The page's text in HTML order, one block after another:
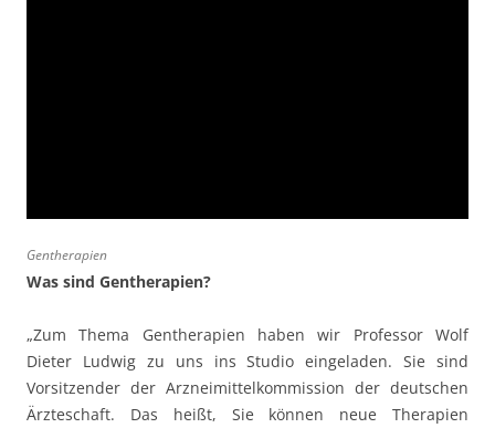
Gentherapien
Was sind Gentherapien?
„Zum Thema Gentherapien haben wir Professor Wolf
Dieter Ludwig zu uns ins Studio eingeladen. Sie sind
Vorsitzender der Arzneimittelkommission der deutschen
Ärzteschaft. Das heißt, Sie können neue Therapien